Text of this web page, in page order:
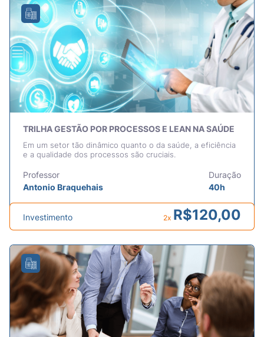
TRILHA GESTÃO POR PROCESSOS E LEAN NA SAÚDE
Em um setor tão dinâmico quanto o da saúde, a eficiência
e a qualidade dos processos são cruciais.
Professor
Antonio Braquehais
Duração
40h
Investimento 2x R$120,00